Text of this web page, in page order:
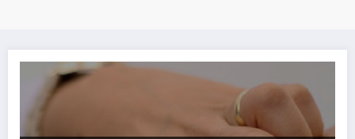
Sociedades médicas apelam à inclusão dos doentes